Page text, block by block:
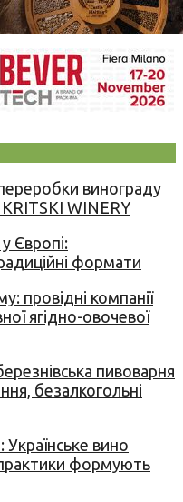
винограду
WINERY
Європі:
формати
провідні компанії
ягідно-овочевої
пивоварня
безалкогольні
вино
формують